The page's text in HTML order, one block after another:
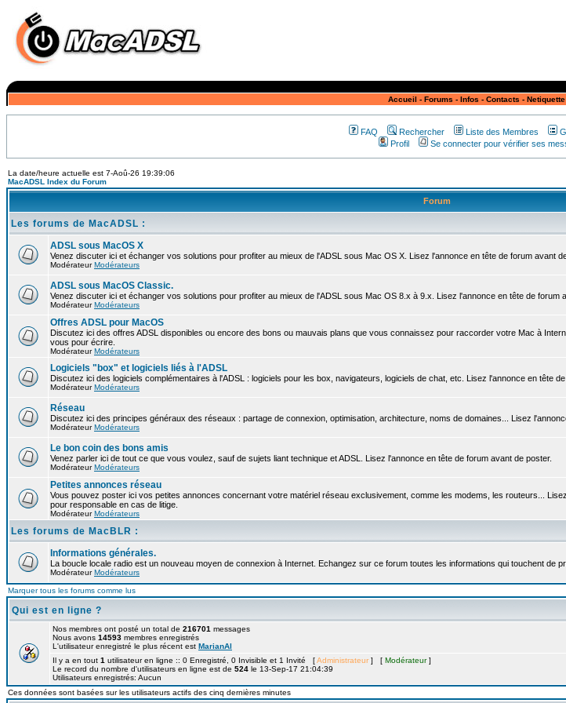
Accueil - Forums - Infos - Contacts - Netiquette
FAQ Rechercher Liste des Membres
Profil
Se connecter pour vérifier ses
La date/heure actuelle est 7-Aoû-26 19:39:06
MacADSL Index du Forum
Forum
Les forums de MacADSL :
ADSL sous MacOS X
Venez discuter ici et échanger vos solutions pour profiter au mieux de l'ADSL sous Mac OS X. Lisez l'annonce en tête de forum avant
ModérateurModérateurs
ADSL sous MacOS Classic.
Venez discuter ici et échanger vos solutions pour profiter au mieux de l'ADSL sous Mac OS 8.x à 9.x. Lisez l'annonce en tête de forum
ModérateurModérateurs
Offres ADSL pour MacOS
Discutez ici des offres ADSL disponibles ou encore des bons ou mauvais plans que vous connaissez pour raccorder votre Mac à
vous pour écrire.
ModérateurModérateurs
Logiciels "box" et logiciels liés à l'ADSL
Discutez ici des logiciels complémentaires à l'ADSL : logiciels pour les box, navigateurs, logiciels de chat, etc. Lisez l'annonce en tête
ModérateurModérateurs
Réseau
Discutez ici des principes généraux des réseaux : partage de connexion, optimisation, architecture, noms de domaines... Lisez
ModérateurModérateurs
Le bon coin des bons amis
Venez parler ici de tout ce que vous voulez, sauf de sujets liant technique et ADSL. Lisez l'annonce en tête de forum avant de poster.
ModérateurModérateurs
Petites annonces réseau
Vous pouvez poster ici vos petites annonces concernant votre matériel réseau exclusivement, comme les modems, les routeurs...
pour responsable en cas de litige.
ModérateurModérateurs
Les forums de MacBLR :
Informations générales.
La boucle locale radio est un nouveau moyen de connexion à Internet. Echangez sur ce forum toutes les informations qui touchent de
ModérateurModérateurs
Marquer tous les forums comme lus
Qui est en ligne ?
Nos membres ont posté un total de 216701 messages
Nous avons 14593 membres enregistrés
L'utilisateur enregistré le plus récent est MarianAl
Il y a en tout 1 utilisateur en ligne :: 0 Enregistré, 0 Invisible et 1 Invité [Administrateur ] [ Modérateur]
Le record du nombre d'utilisateurs en ligne est de 524 le 13-Sep-17 21:04:39
Utilisateurs enregistrés: Aucun
Ces données sont basées sur les utilisateurs actifs des cinq dernières minutes